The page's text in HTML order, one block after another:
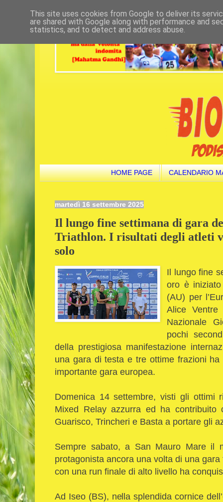
HOME PAGE CALENDARIO
martedì 16 settembre 2025
Il lungo fine settimana di gara
Triathlon. I risultati degli atleti
solo
Il lungo fine
oro è
(AU) per
Alice
Nazionale
pochi
della prestigiosa manifestazione
una gara di testa e tre ottime frazioni
importante gara europea.
Domenica 14 settembre, visti gli ottimi
Mixed Relay azzurra ed ha
Guarisco, Trincheri e Basta a portare gli
Sempre sabato, a San Mauro Mare il
protagonista ancora una volta di una
con una run finale di alto livello ha
Ad Iseo (BS), nella splendida cornice
This site uses cookies from Google to deliver its
are shared with Google along with performance and
statistics, and to detect and address abuse.